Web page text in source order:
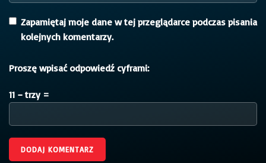
Zapamiętaj moje dane w tej przeglądarce podczas pisania
kolejnych komentarzy.
Proszę wpisać odpowiedź cyframi:
11 − trzy =